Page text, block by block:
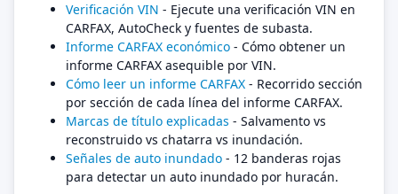
Verificación VIN - Ejecute una verificación VIN en
CARFAX, AutoCheck y fuentes de subasta.
Informe CARFAX económico - Cómo obtener un
informe CARFAX asequible por VIN.
Cómo leer un informe CARFAX - Recorrido sección
por sección de cada línea del informe CARFAX.
Marcas de título explicadas - Salvamento vs
reconstruido vs chatarra vs inundación.
Señales de auto inundado - 12 banderas rojas
para detectar un auto inundado por huracán.